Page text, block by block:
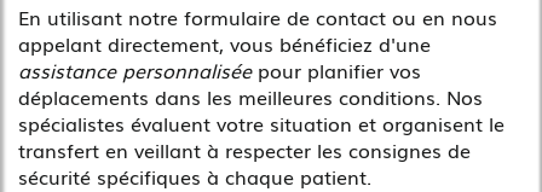
En utilisant notre formulaire de contact ou en nous
appelant directement, vous bénéficiez d'une
assistance personnaliséepour planifier vos
déplacements dans les meilleures conditions. Nos
spécialistes évaluent votre situation et organisent le
transfert en veillant à respecter les consignes de
sécurité spécifiques à chaque patient.